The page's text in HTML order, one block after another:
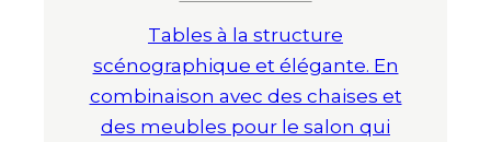
Tables à la structure
scénographique et élégante. En
combinaison avec des chaises et
des meubles pour le salon qui